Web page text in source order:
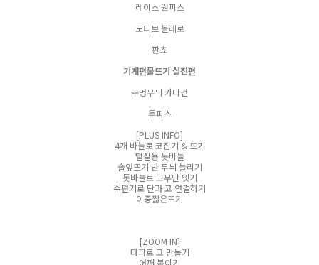
레이스 원피스
모티브 볼레로
판쵸
기계편물뜨기 실전편
구멍무늬 카디건
투피스
[PLUS INFO]
4개 바늘로 코잡기 & 뜨기
털실용 돗바늘
솔잎뜨기 반 무늬 늘리기
돗바늘로 고무단 잇기
수편기로 단과 코 연결하기
이중짧은뜨기
[ZOOM IN]
타피로 코 만들기